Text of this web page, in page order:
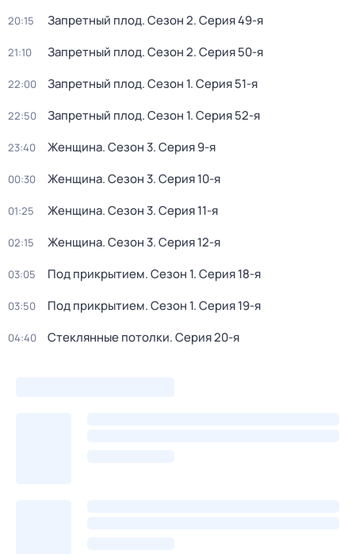
20:15 Запретный плод. Сезон 2. Серия 49-я
21:10 Запретный плод. Сезон 2. Серия 50-я
22:00 Запретный плод. Сезон 1. Серия 51-я
22:50 Запретный плод. Сезон 1. Серия 52-я
23:40 Женщина. Сезон 3. Серия 9-я
00:30 Женщина. Сезон 3. Серия 10-я
01:25 Женщина. Сезон 3. Серия 11-я
02:15 Женщина. Сезон 3. Серия 12-я
03:05 Под прикрытием. Сезон 1. Серия 18-я
03:50 Под прикрытием. Сезон 1. Серия 19-я
04:40 Стеклянные потолки. Серия 20-я